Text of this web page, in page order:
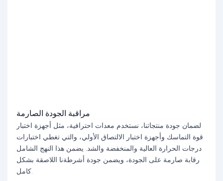
مراقبة الجودة الصارمة
لضمان جودة منتجاتنا، نستخدم معدات احترافية، مثل أجهزة اختبار
قوة التماسك وأجهزة اختبار الالتصاق الأولي، والتي تغطي اختبارات
درجات الحرارة العالية والمنخفضة والشد. يضمن هذا النهج الشامل
رقابة صارمة على الجودة، ويضمن جودة أشرطةنا اللاصقة بشكل
كامل.